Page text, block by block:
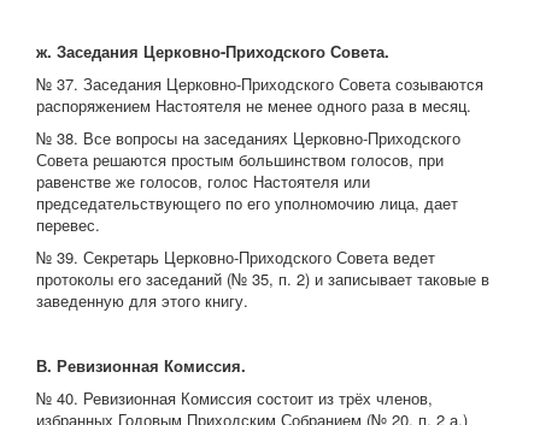
ж. Заседания Церковно-Приходского Совета.
№ 37. Заседания Церковно-Приходского Совета созываются
распоряжением Настоятеля не менее одного раза в месяц.
№ 38. Все вопросы на заседаниях Церковно-Приходского
Совета решаются простым большинством голосов, при
равенстве же голосов, голос Настоятеля или
председательствующего по его уполномочию лица, дает
перевес.
№ 39. Секретарь Церковно-Приходского Совета ведет
протоколы его заседаний (№ 35, п. 2) и записывает таковые в
заведенную для этого книгу.
В. Ревизионная Комиссия.
№ 40. Ревизионная Комиссия состоит из трёх членов,
избранных Годовым Приходским Собранием (№ 20, п. 2 а.)